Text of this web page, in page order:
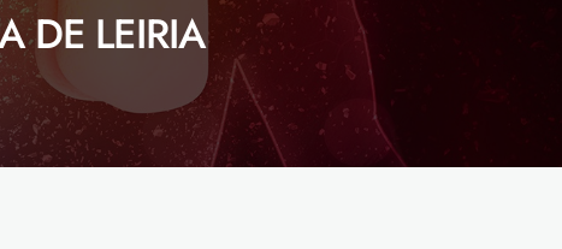
Revistas Médicas
Revisões, Recomendações e Tomadas de Posição
Arquivo
50 anos Sociedade Portuguesa de Pneumologia
Livros Publicados
Dispositivos Inalatórios
DPOC
Sono
Tabagismo
DE LEIRIA